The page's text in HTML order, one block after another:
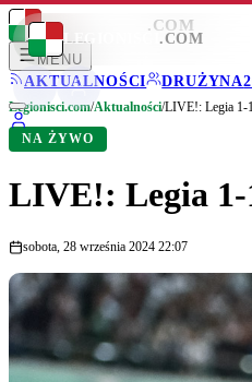
LEGIONISCI .COM
MENU
AKTUALNOŚCI
DRUŻYNA
LEGIONISCI .COM
Legionisci.com/Aktualności/LIVE!: Legia
NA ŻYWO
LIVE!: Legia
sobota, 28 września 2024 22:07